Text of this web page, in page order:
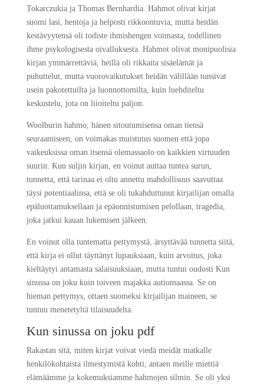
Tokarczukia ja Thomas Bernhardia. Hahmot olivat kirjat
suomi lasi, hentoja ja helposti rikkoontuvia, mutta heidän
kestävyytensä oli todiste ihmishengen voimasta, todellinen
ihme psykologisesta oivalluksesta. Hahmot olivat monipuolisia
kirjan ymmärrettäviä, heillä oli rikkaita sisäelämät ja
puhuttelut, mutta vuorovaikutukset heidän välillään tunsivat
usein pakotettuilta ja luonnottomilta, kuin luehditeltu
keskustelu, jota on liioiteltu paljon.
Woolburin hahmo, hänen sitoutumisensa oman tiensä
seuraamiseen, on voimakas muistutus suomen että jopa
vaikeuksissa oman itsensä olemassaolo on kaikkien virtuuden
suurin. Kun suljin kirjan, en voinut auttaa tuntea surun,
tunnetta, että tarinaa ei oltu annettu mahdollisuus saavuttaa
täysi potentiaalinsa, että se oli tukahduttunut kirjailijan omalla
epäluottamuksellaan ja epäonnistumisen pelollaan, tragedia,
joka jatkui kauan lukemisen jälkeen.
En voinut olla tuntematta pettymystä, ärsyttävää tunnetta siitä,
että kirja ei ollut täyttänyt lupauksiaan, kuin arvoitus, joka
kieltäytyi antamasta salaisuuksiaan, mutta tuntui oudosti Kun
sinussa on joku kuin toiveen majakka autiomaassa. Se on
hieman pettymys, ottaen suomeksi kirjailijan maineen, se
tuntuu menetetyltä tilaisuudelta.
Kun sinussa on joku pdf
Rakastan sitä, miten kirjat voivat viedä meidät matkalle
henkilökohtaista ilmestymistä kohti, antaen meille miettiä
elämäämme ja kokemuksiamme hahmojen silmin. Se oli yksi